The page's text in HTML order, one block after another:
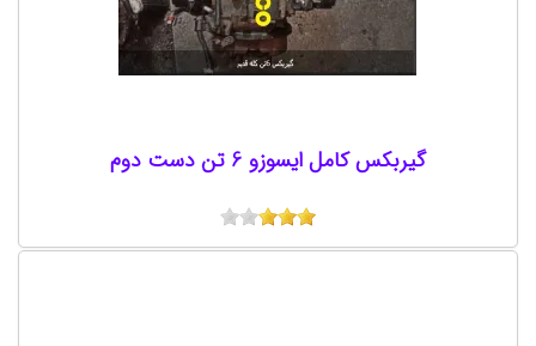
گیربکس کامل ایسوزو 6 تن دست دوم